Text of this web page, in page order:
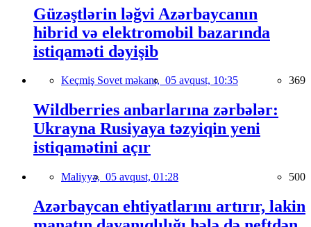
Güzəştlərin ləğvi Azərbaycanın
hibrid və elektromobil bazarında
istiqaməti dəyişib
Keçmiş Sovet məkanı, 05 avqust, 10:35 369
Wildberries anbarlarına zərbələr:
Ukrayna Rusiyaya təzyiqin yeni
istiqamətini açır
Maliyyə, 05 avqust, 01:28 500
Azərbaycan ehtiyatlarını artırır, lakin